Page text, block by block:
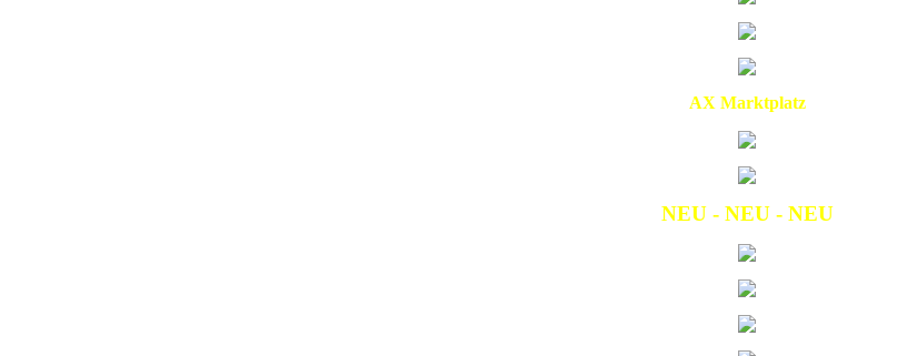
AX Marktplatz
NEU - NEU - NEU